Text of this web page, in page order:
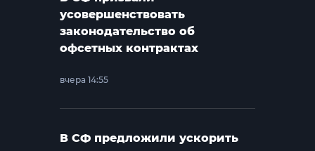
усовершенствовать
законодательство об
офсетных контрактах
вчера 14:55
В СФ предложили ускорить